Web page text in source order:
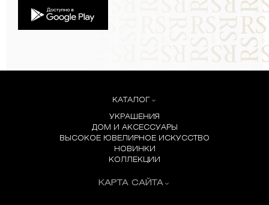
КАТАЛОГ
УКРАШЕНИЯ
ДОМ И АКСЕССУАРЫ
ВЫСОКОЕ ЮВЕЛИРНОЕ ИСКУССТВО
НОВИНКИ
КОЛЛЕКЦИИ
КАРТА САЙТА